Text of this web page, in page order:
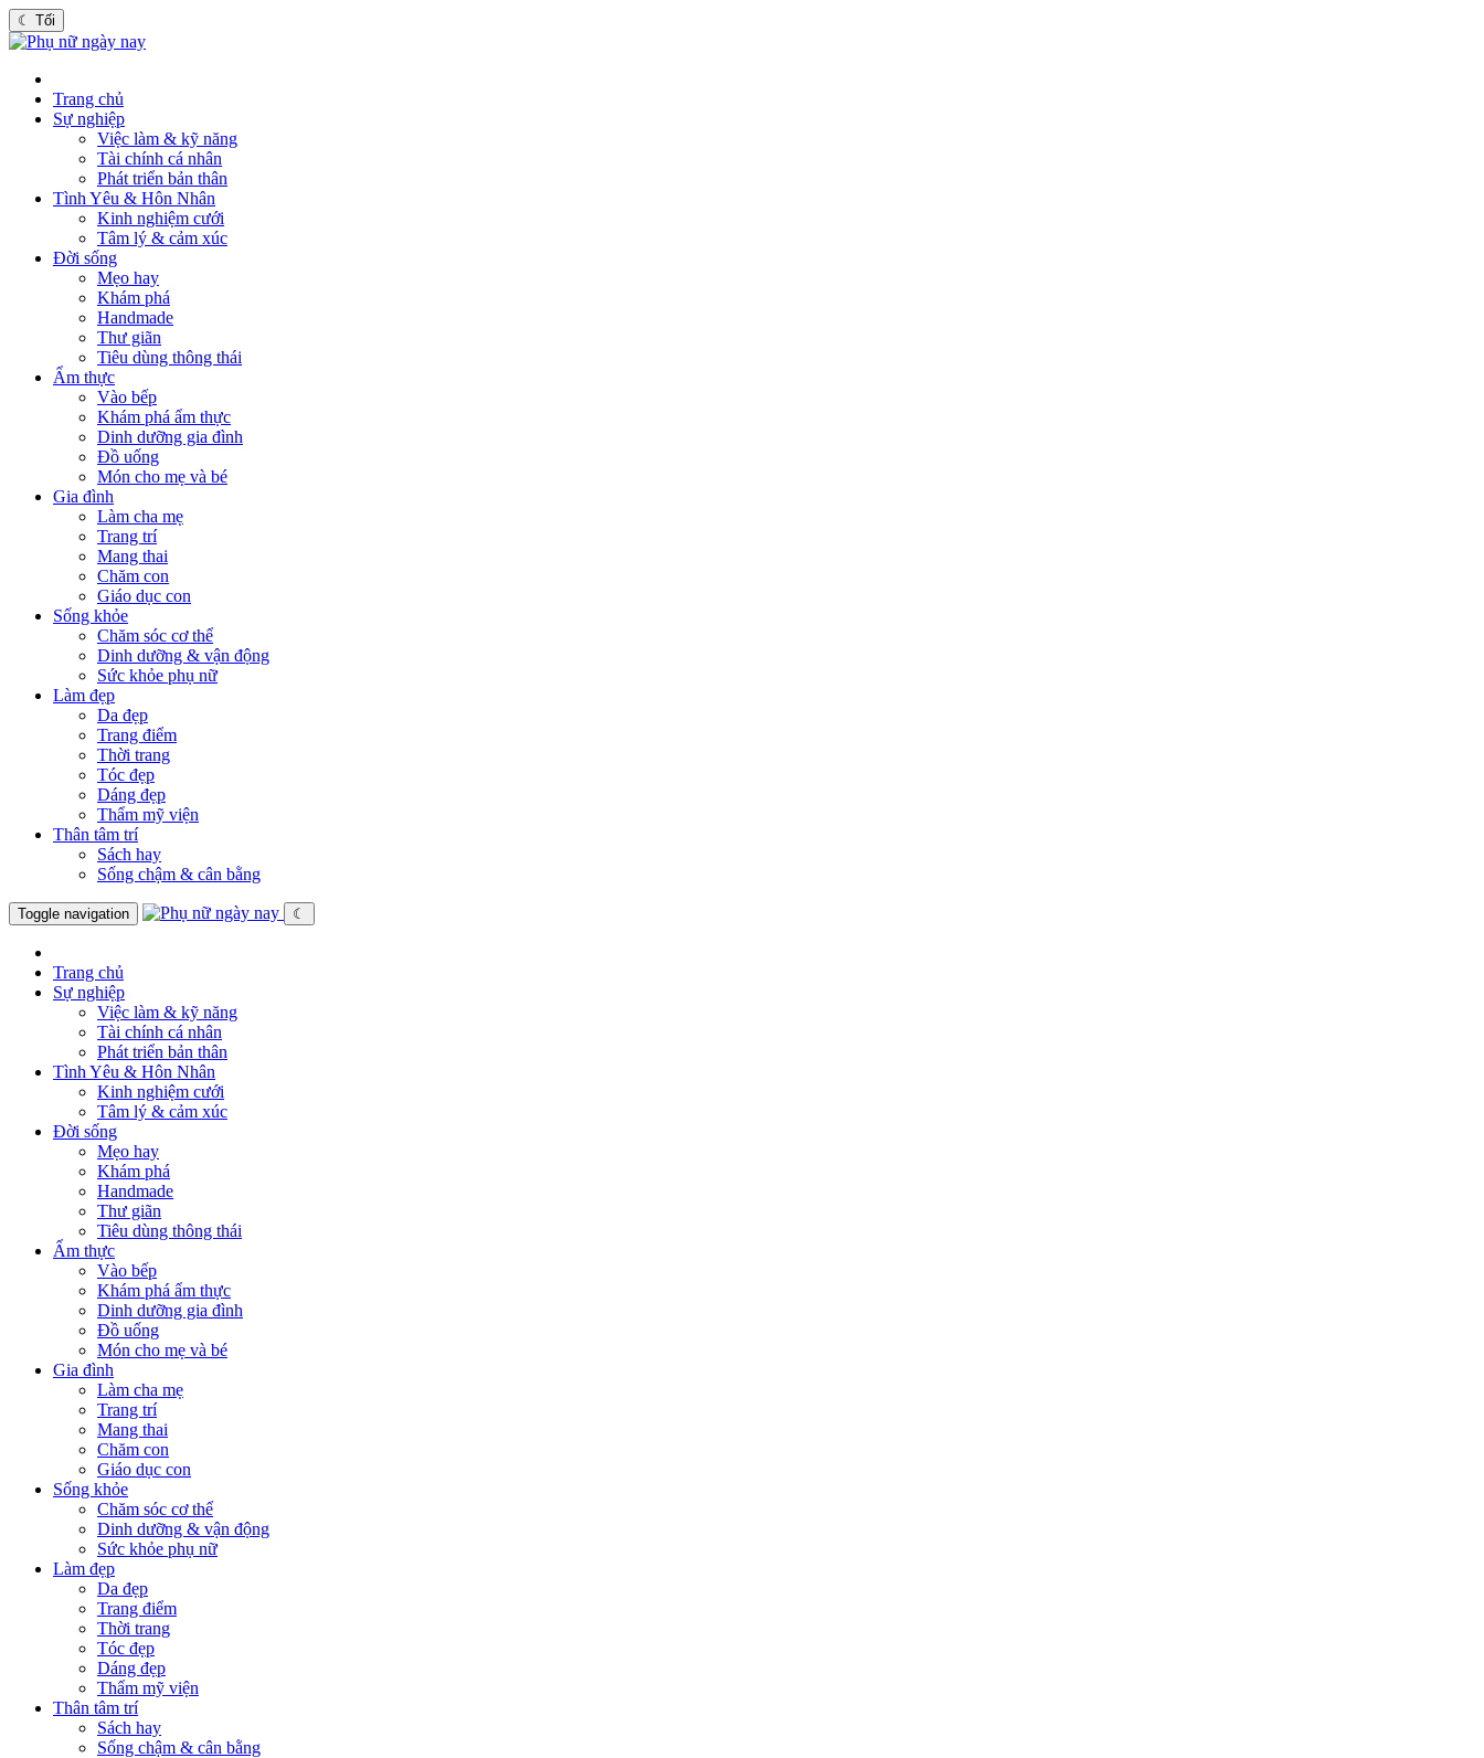
☾ Tối
Trang chủ
Sự nghiệp
Việc làm & kỹ năng
Tài chính cá nhân
Phát triển bản thân
Tình Yêu & Hôn Nhân
Kinh nghiệm cưới
Tâm lý & cảm xúc
Đời sống
Mẹo hay
Khám phá
Handmade
Thư giãn
Tiêu dùng thông thái
Ẩm thực
Vào bếp
Khám phá ẩm thực
Dinh dưỡng gia đình
Đồ uống
Món cho mẹ và bé
Gia đình
Làm cha mẹ
Trang trí
Mang thai
Chăm con
Giáo dục con
Sống khỏe
Chăm sóc cơ thể
Dinh dưỡng & vận động
Sức khỏe phụ nữ
Làm đẹp
Da đẹp
Trang điểm
Thời trang
Tóc đẹp
Dáng đẹp
Thẩm mỹ viện
Thân tâm trí
Sách hay
Sống chậm & cân bằng
Toggle navigation ☾
Trang chủ
Sự nghiệp
Việc làm & kỹ năng
Tài chính cá nhân
Phát triển bản thân
Tình Yêu & Hôn Nhân
Kinh nghiệm cưới
Tâm lý & cảm xúc
Đời sống
Mẹo hay
Khám phá
Handmade
Thư giãn
Tiêu dùng thông thái
Ẩm thực
Vào bếp
Khám phá ẩm thực
Dinh dưỡng gia đình
Đồ uống
Món cho mẹ và bé
Gia đình
Làm cha mẹ
Trang trí
Mang thai
Chăm con
Giáo dục con
Sống khỏe
Chăm sóc cơ thể
Dinh dưỡng & vận động
Sức khỏe phụ nữ
Làm đẹp
Da đẹp
Trang điểm
Thời trang
Tóc đẹp
Dáng đẹp
Thẩm mỹ viện
Thân tâm trí
Sách hay
Sống chậm & cân bằng